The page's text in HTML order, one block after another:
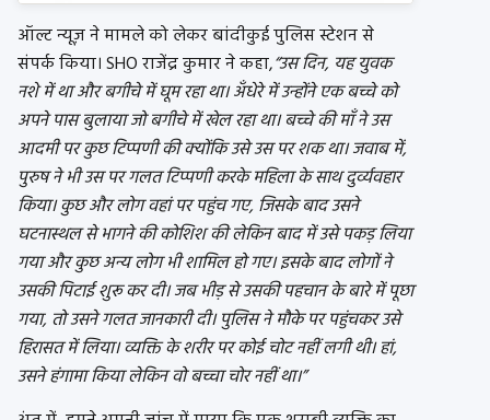
ऑल्ट न्यूज़ ने मामले को लेकर बांदीकुई पुलिस स्टेशन से
संपर्क किया। SHO राजेंद्र कुमार ने कहा,“उस दिन, यह युवक
नशे में था और बगीचे में घूम रहा था। अँधेरे में उन्होंने एक बच्चे को
अपने पास बुलाया जो बगीचे में खेल रहा था। बच्चे की माँ ने उस
आदमी पर कुछ टिप्पणी की क्योंकि उसे उस पर शक था। जवाब में,
पुरुष ने भी उस पर गलत टिप्पणी करके महिला के साथ दुर्व्यवहार
किया। कुछ और लोग वहां पर पहुंच गए, जिसके बाद उसने
घटनास्थल से भागने की कोशिश की लेकिन बाद में उसे पकड़ लिया
गया और कुछ अन्य लोग भी शामिल हो गए। इसके बाद लोगों ने
उसकी पिटाई शुरू कर दी। जब भीड़ से उसकी पहचान के बारे में पूछा
गया, तो उसने गलत जानकारी दी। पुलिस ने मौके पर पहुंचकर उसे
हिरासत में लिया। व्यक्ति के शरीर पर कोई चोट नहीं लगी थी। हां,
उसने हंगामा किया लेकिन वो बच्चा चोर नहीं था।”